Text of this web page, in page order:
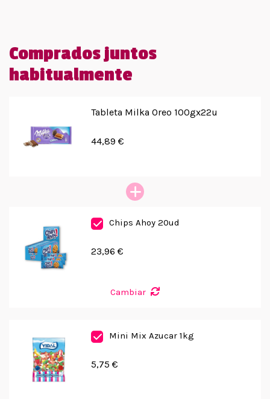
Comprados juntos
habitualmente
Tableta Milka Oreo 100gx22u
44,89 €
Chips Ahoy 20ud
23,96 €
Cambiar
Mini Mix Azucar 1kg
5,75 €